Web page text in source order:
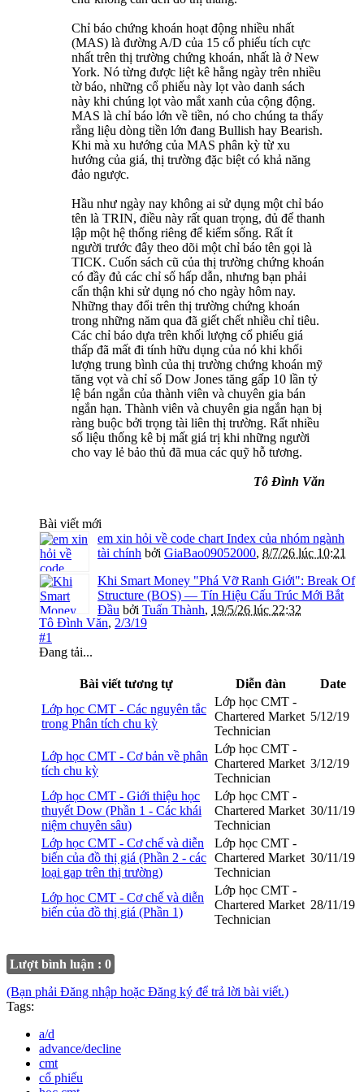
Chỉ báo chứng khoán hoạt động nhiều nhất
(MAS) là đường A/D của 15 cổ phiếu tích cực
nhất trên thị trường chứng khoán, nhất là ở New
York. Nó từng được liệt kê hằng ngày trên nhiều
tờ báo, những cổ phiếu này lọt vào danh sách
này khi chúng lọt vào mắt xanh của cộng động.
MAS là chỉ báo lớn về tiền, nó cho chúng ta thấy
rằng liệu dòng tiền lớn đang Bullish hay Bearish.
Khi mà xu hướng của MAS phân kỳ từ xu
hướng của giá, thị trường đặc biệt có khả năng
đảo ngược.
Hầu như ngày nay không ai sử dụng một chỉ báo
tên là TRIN, điều này rất quan trọng, đủ để thanh
lập một hệ thống riêng để kiếm sống. Rất ít
người trước đây theo dõi một chỉ báo tên gọi là
TICK. Cuốn sách cũ của thị trường chứng khoán
có đầy đủ các chỉ số hấp dẫn, nhưng bạn phải
cẩn thận khi sử dụng nó cho ngày hôm nay.
Những thay đổi trên thị trường chứng khoán
trong những năm qua đã giết chết nhiều chỉ tiêu.
Các chỉ báo dựa trên khối lượng cổ phiếu giá
thấp đã mất đi tính hữu dụng của nó khi khối
lượng trung bình của thị trường chứng khoán mỹ
tăng vọt và chỉ số Dow Jones tăng gấp 10 lần tỷ
lệ bán ngắn của thành viên và chuyên gia bán
ngắn hạn. Thành viên và chuyên gia ngắn hạn bị
ràng buộc bởi trọng tài liên thị trường. Rất nhiều
số liệu thống kê bị mất giá trị khi những người
cho vay lẻ bảo thủ đã mua các quỹ hỗ tương.
Tô Đình Văn
Bài viết mới
em xin hỏi về code chart Index của nhóm ngành
tài chính bởi GiaBao09052000, 8/7/26 lúc 10:21
Khi Smart Money "Phá Vỡ Ranh Giới": Break Of
Structure (BOS) — Tín Hiệu Cấu Trúc Mới Bắt
Đầu bởi Tuấn Thành, 19/5/26 lúc 22:32
Tô Đình Văn, 2/3/19
#1
Đang tải...
Bài viết tương tự Diễn đàn
Date
Lớp học CMT - Các nguyên tắc
trong Phân tích chu kỳ
Lớp học CMT -
Chartered Market
Technician
5/12/19
Lớp học CMT - Cơ bản về phân
tích chu kỳ
Lớp học CMT -
Chartered Market
Technician
3/12/19
Lớp học CMT - Giới thiệu học
thuyết Dow (Phần 1 - Các khái
niệm chuyên sâu)
Lớp học CMT -
Chartered Market
Technician
30/11/19
Lớp học CMT - Cơ chế và diễn
biến của đồ thị giá (Phần 2 - các
loại gap trên thị trường)
Lớp học CMT -
Chartered Market
Technician
30/11/19
Lớp học CMT - Cơ chế và diễn
biến của đồ thị giá (Phần 1)
Lớp học CMT -
Chartered Market
Technician
28/11/19
Lượt bình luận : 0
(Bạn phải Đăng nhập hoặc Đăng ký để trả lời bài viết.)
Tags:
a/d
advance/decline
cmt
cổ phiếu